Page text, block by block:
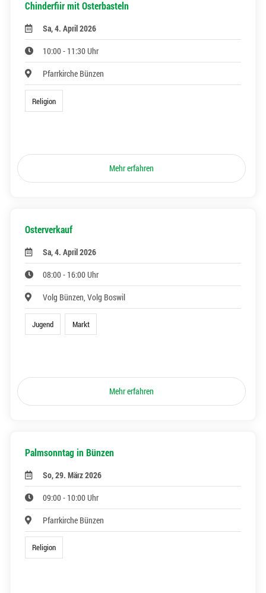
Chinderfiir mit Osterbasteln
Sa, 4. April 2026
10:00 - 11:30 Uhr
Pfarrkirche Bünzen
Religion
Mehr erfahren
Osterverkauf
Sa, 4. April 2026
08:00 - 16:00 Uhr
Volg Bünzen, Volg Boswil
Jugend Markt
Mehr erfahren
Palmsonntag in Bünzen
So, 29. März 2026
09:00 - 10:00 Uhr
Pfarrkirche Bünzen
Religion